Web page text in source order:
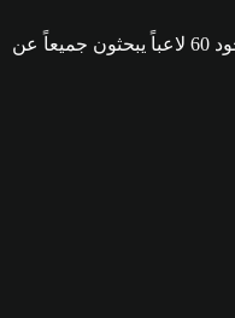
العدد هو العامل الرئيسي لإنشاء عملية البحث عن اللاعبين التي تمتاز بكونها سريعة و"مقيّدة". بصورة نظرية، تكون ساحة الانتظار الأسرع وذات مستويات المهارة الأكثر تقييداً نتيجة وجود 60 لاعباً يبحثون جميعاً عن